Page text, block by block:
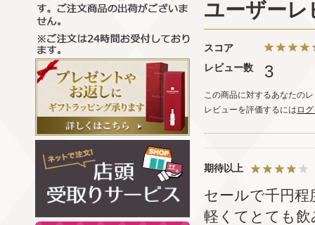
ユーザーレ
スコア
レビュー数
3
この商品に対するあなたの
レビューを評価するには ロ
期待以上
セールで千円
軽くてとても